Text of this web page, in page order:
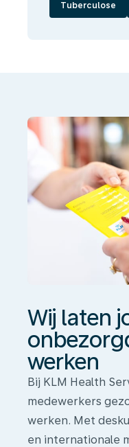
Tuberculose
onbezorgd
reizen
werken
Wij laten
werken
Bij KLM Health
medewerkers
werken. Met
en internationale